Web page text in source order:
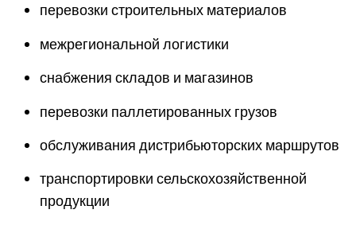
перевозки строительных материалов
межрегиональной логистики
снабжения складов и магазинов
перевозки паллетированных грузов
обслуживания дистрибьюторских маршрутов
транспортировки сельскохозяйственной
продукции